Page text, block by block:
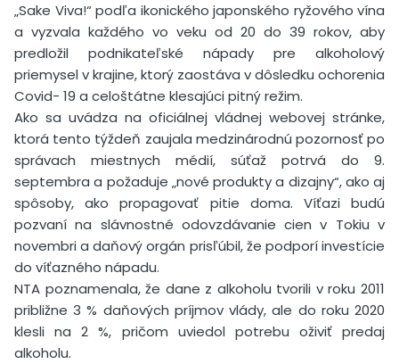
„Sake Viva!“ podľa ikonického japonského ryžového vína
a vyzvala každého vo veku od 20 do 39 rokov, aby
predložil podnikateľské nápady pre alkoholový
priemysel v krajine, ktorý zaostáva v dôsledku ochorenia
Covid- 19 a celoštátne klesajúci pitný režim.
Ako sa uvádza na oficiálnej vládnej webovej stránke,
ktorá tento týždeň zaujala medzinárodnú pozornosť po
správach miestnych médií, súťaž potrvá do 9.
septembra a požaduje „nové produkty a dizajny“, ako aj
spôsoby, ako propagovať pitie doma. Víťazi budú
pozvaní na slávnostné odovzdávanie cien v Tokiu v
novembri a daňový orgán prisľúbil, že podporí investície
do víťazného nápadu.
NTA poznamenala, že dane z alkoholu tvorili v roku 2011
približne 3 % daňových príjmov vlády, ale do roku 2020
klesli na 2 %, pričom uviedol potrebu oživiť predaj
alkoholu.